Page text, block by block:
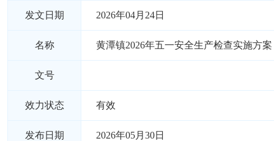
发文日期 2026年04月24日
名称 黄潭镇2026年五一安全生产检查实施方案
文号
效力状态 有效
发布日期 2026年05月30日